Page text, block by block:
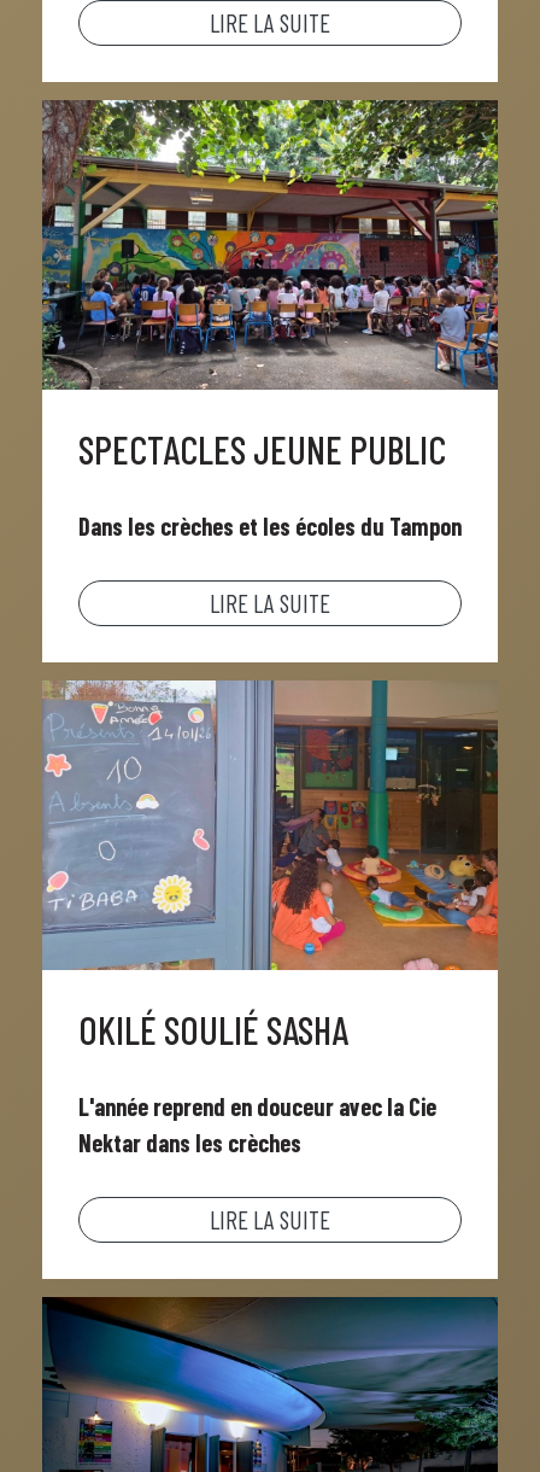
LIRE LA SUITE
SPECTACLES JEUNE PUBLIC
Dans les crèches et les écoles du Tampon
LIRE LA SUITE
OKILÉ SOULIÉ SASHA
L'année reprend en douceur avec la Cie
Nektar dans les crèches
LIRE LA SUITE